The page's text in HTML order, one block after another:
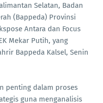
Selatan, Badan
(Bappeda) Provinsi
Antara dan Focus
Mekar Putih, yang
Bappeda Kalsel, Senin
penting dalam proses
guna menganalisis